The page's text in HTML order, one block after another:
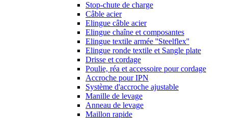
Stop-chute de charge
Câble acier
Elingue câble acier
Elingue chaîne et composantes
Elingue textile armée ''Steelflex''
Elingue ronde textile et Sangle plate
Drisse et cordage
Poulie, réa et accessoire pour cordage
Accroche pour IPN
Système d'accroche ajustable
Manille de levage
Anneau de levage
Maillon rapide